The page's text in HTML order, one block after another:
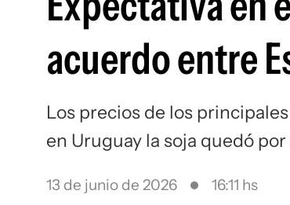
acuerdo entre
Los precios de los
en Uruguay la soja quedó
13 de junio de 2026 16:11 hs